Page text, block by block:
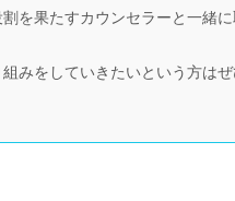
を果たすカウンセラーと一緒
みをしていきたいという方は